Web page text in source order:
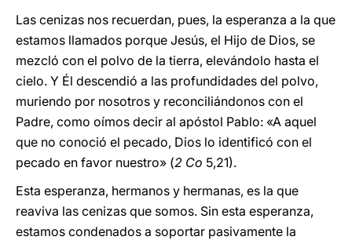
Las cenizas nos recuerdan, pues, la esperanza a la que
estamos llamados porque Jesús, el Hijo de Dios, se
mezcló con el polvo de la tierra, elevándolo hasta el
cielo. Y Él descendió a las profundidades del polvo,
muriendo por nosotros y reconciliándonos con el
Padre, como oímos decir al apóstol Pablo: «A aquel
que no conoció el pecado, Dios lo identificó con el
pecado en favor nuestro» (2 Co 5,21).
Esta esperanza, hermanos y hermanas, es la que
reaviva las cenizas que somos. Sin esta esperanza,
estamos condenados a soportar pasivamente la